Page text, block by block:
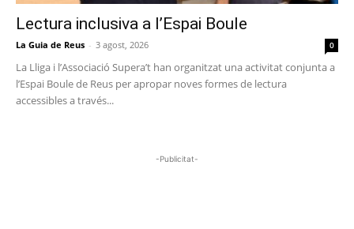
Lectura inclusiva a l’Espai Boule
La Guia de Reus - 3 agost, 2026 0
La Lliga i l’Associació Supera’t han organitzat una activitat conjunta a
l’Espai Boule de Reus per apropar noves formes de lectura
accessibles a través...
-Publicitat-